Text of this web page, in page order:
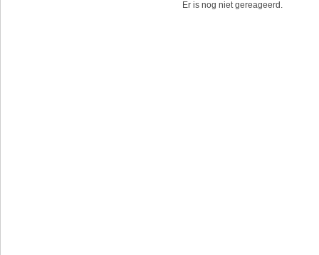
Er is nog niet gereageerd.